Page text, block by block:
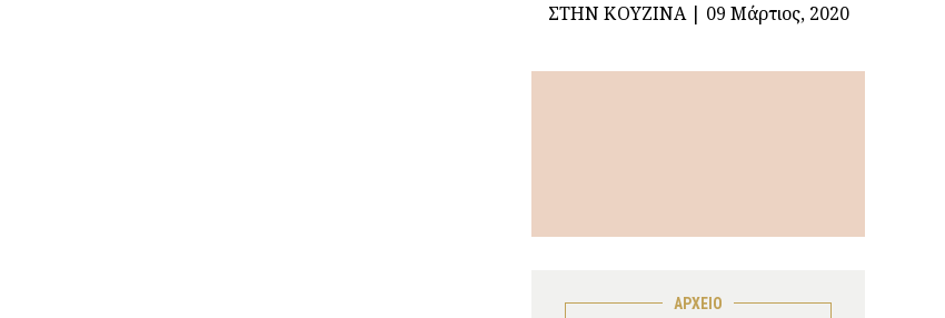
ΣΤΗΝ ΚΟΥΖΊΝΑ 09 Μάρτιος, 2020
ΑΡΧΕΙΟ